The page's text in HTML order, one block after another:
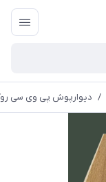
/ دیوارپوش پی وی سی